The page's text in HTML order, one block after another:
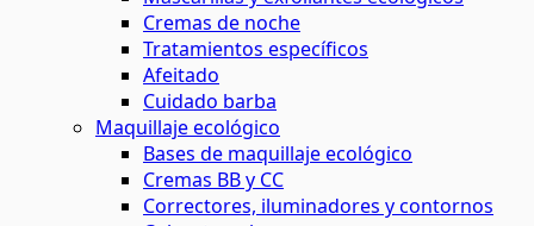
Cremas de noche
Tratamientos específicos
Afeitado
Cuidado barba
Maquillaje ecológico
Bases de maquillaje ecológico
Cremas BB y CC
Correctores, iluminadores y contornos